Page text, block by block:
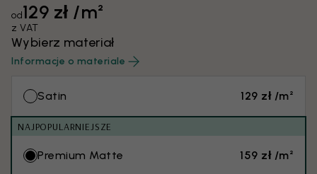
od129 zł /m²
z VAT
Wybierz materiał
Informacje o materiale
Satin 129 zł /m²
NAJPOPULARNIEJSZE
Premium Matte 159 zł /m²